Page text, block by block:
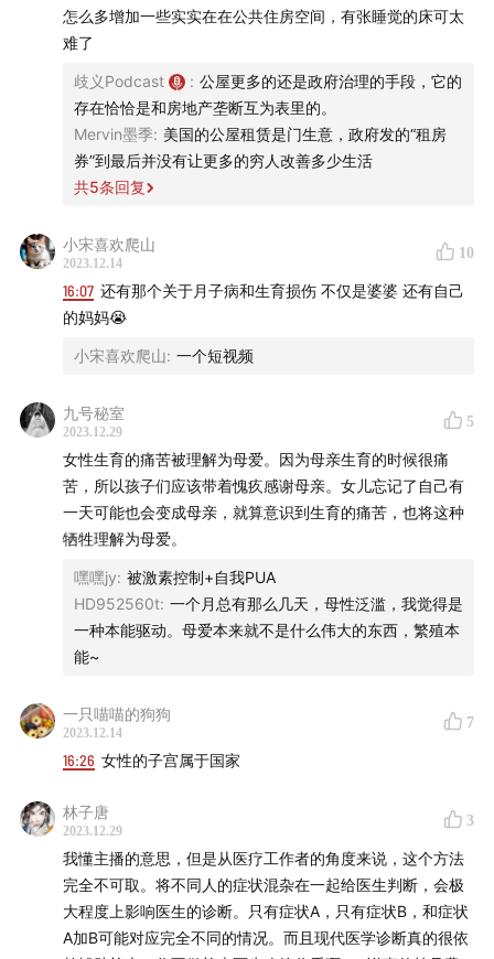
00:47:05当代大学生群体的“信息交换的联盟”
01:01:35commons与community的不同之处
01:06:40“搭子”文化
01:10:18朝向生存问题去行动
01:18:00 个体的迷茫与需求
-延伸阅读-
Elinor Ostrom (2015)
Governing the Commons: The
Evolution of Institutions for Collective Action.
Cambridge University Press.
《论可能生活》赵汀阳
《恐惧与战栗》索伦·克尔凯廓尔
黄盈盈等 《我在现场：性社会学田野调查笔记》
-本期音乐-
John Lennon -Imagine
怎么多增加一些实实在在公共住房空间，有张睡觉的床可太
难了
歧义Podcast : 公屋更多的还是政府治理的手段，它的
存在恰恰是和房地产垄断互为表里的。
Mervin墨季: 美国的公屋租赁是门生意，政府发的“租房
券”到最后并没有让更多的穷人改善多少生活
共5条回复
小宋喜欢爬山
2023.12.14
10
16:07 还有那个关于月子病和生育损伤 不仅是婆婆 还有自己
的妈妈😭
小宋喜欢爬山: 一个短视频
九号秘室
2023.12.29
5
女性生育的痛苦被理解为母爱。因为母亲生育的时候很痛
苦，所以孩子们应该带着愧疚感谢母亲。女儿忘记了自己有
一天可能也会变成母亲，就算意识到生育的痛苦，也将这种
牺牲理解为母爱。
嘿嘿jy: 被激素控制+自我PUA
HD952560t: 一个月总有那么几天，母性泛滥，我觉得是
一种本能驱动。母爱本来就不是什么伟大的东西，繁殖本
能~
一只喵喵的狗狗
2023.12.14
7
16:26 女性的子宫属于国家
林子唐
2023.12.29
3
我懂主播的意思，但是从医疗工作者的角度来说，这个方法
完全不可取。将不同人的症状混杂在一起给医生判断，会极
大程度上影响医生的诊断。只有症状A，只有症状B，和症状
A加B可能对应完全不同的情况。而且现代医学诊断真的很依